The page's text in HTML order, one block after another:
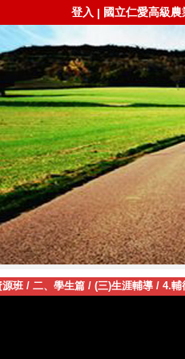
登入 | 國立仁愛高級
源班/ 二、學生篇/ (三)生涯輔導/ 4.輔